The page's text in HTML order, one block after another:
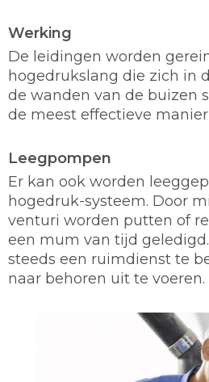
Werking
De leidingen worden
hogedrukslang die zich in
de wanden van de buizen
de meest effectieve
Leegpompen
Er kan ook worden
hogedruk-systeem. Door
venturi worden putten of
een mum van tijd
steeds een ruimdienst te
naar behoren uit te voeren.